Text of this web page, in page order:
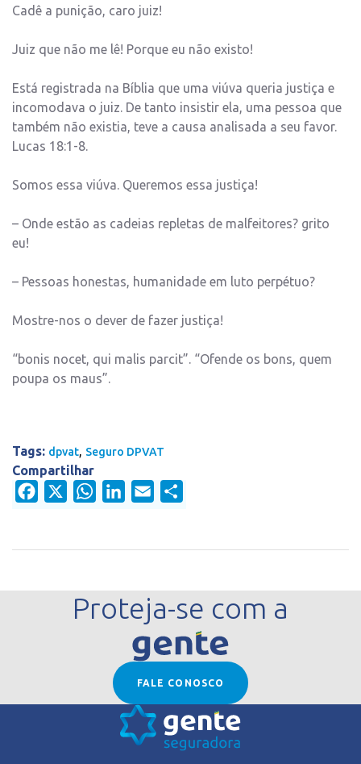
Cadê a punição, caro juiz!
Juiz que não me lê! Porque eu não existo!
Está registrada na Bíblia que uma viúva queria justiça e
incomodava o juiz. De tanto insistir ela, uma pessoa que
também não existia, teve a causa analisada a seu favor.
Lucas 18:1-8.
Somos essa viúva. Queremos essa justiça!
– Onde estão as cadeias repletas de malfeitores? grito
eu!
– Pessoas honestas, humanidade em luto perpétuo?
Mostre-nos o dever de fazer justiça!
“bonis nocet, qui malis parcit”. “Ofende os bons, quem
poupa os maus”.
Tags: dpvat, Seguro DPVAT
Compartilhar
Facebook
WhatsAppLinkedIn
Email
Proteja-se com a
FALE CONOSCO